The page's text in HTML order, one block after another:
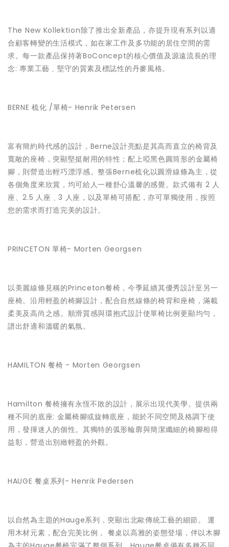
The New Kollektion除了推出全新產品，亦提升現有系列以適
合顧客轉變的生活模式，如在家工作及多功能的居住空間的需
求。每一款產品保持著BoConcept的核心價值及源遠流長的理
念: 專業工藝﹑堅守的質素及標誌性的丹麥風格。
BERNE 梳化 /單椅- Henrik Petersen
富有簡約時代感的設計，Berne設計亮點是其高而直立的椅背及
寬敞的座椅，突顯堅挺耐用的特性；配上啞黑色圓筒形的金屬椅
腳，則營造出輕巧漂浮感。整張Berne梳化以圓滑線條為主，從
各個角度來欣賞，均可給人一種舒心溫馨的感覺。款式備有 2 人
座、2.5 人座﹑3 人座，以及單椅可搭配，亦可單獨使用，按照
您的需求而打造完美的設計。
PRINCETON 單椅- Morten Georgsen
以美麗線條見稱的Princeton餐椅，今季延續其優秀設計至另一
座椅。沿用輕盈的椅腳設計，配合自然線條的椅背和座椅，滿載
柔美及高尚之感。順滑質感與環抱式設計使單椅比例更顯均勻，
譜出舒適和溫暖的氣氛。
HAMILTON 餐椅 - Morten Georgsen
Hamilton 餐椅擁有永恆不敗的設計，展示出現代美學。提供兩
種不同的底座: 金屬椅腳或旋轉底座，能於不同空間及格調下使
用，發揮迷人的個性。其獨特的弧形輪廓與簡潔纖細的椅腳相得
益彰，營造出別緻輕盈的外觀。
HAUGE 餐桌系列- Henrik Pedersen
以自然為主題的Hauge系列，突顯出北歐傳統工藝的細節。 運
用木材元素，配合完美比例， 餐桌以高雅的姿態登場，伴以木腳